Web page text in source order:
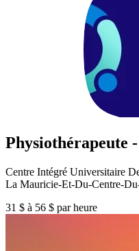
Physiothérapeute
Centre Intégré Universitaire
La Mauricie-Et-Du-Centre-
31 $ à 56 $ par heure